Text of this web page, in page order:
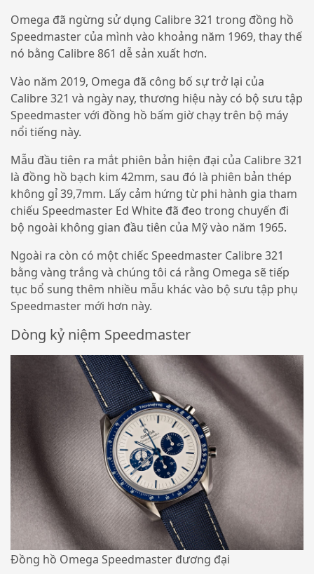
Omega đã ngừng sử dụng Calibre 321 trong đồng hồ
Speedmaster của mình vào khoảng năm 1969, thay thế
nó bằng Calibre 861 dễ sản xuất hơn.
Vào năm 2019, Omega đã công bố sự trở lại của
Calibre 321 và ngày nay, thương hiệu này có bộ sưu tập
Speedmaster với đồng hồ bấm giờ chạy trên bộ máy
nổi tiếng này.
Mẫu đầu tiên ra mắt phiên bản hiện đại của Calibre 321
là đồng hồ bạch kim 42mm, sau đó là phiên bản thép
không gỉ 39,7mm. Lấy cảm hứng từ phi hành gia tham
chiếu Speedmaster Ed White đã đeo trong chuyến đi
bộ ngoài không gian đầu tiên của Mỹ vào năm 1965.
Ngoài ra còn có một chiếc Speedmaster Calibre 321
bằng vàng trắng và chúng tôi cá rằng Omega sẽ tiếp
tục bổ sung thêm nhiều mẫu khác vào bộ sưu tập phụ
Speedmaster mới hơn này.
Dòng kỷ niệm Speedmaster
Đồng hồ Omega Speedmaster đương đại